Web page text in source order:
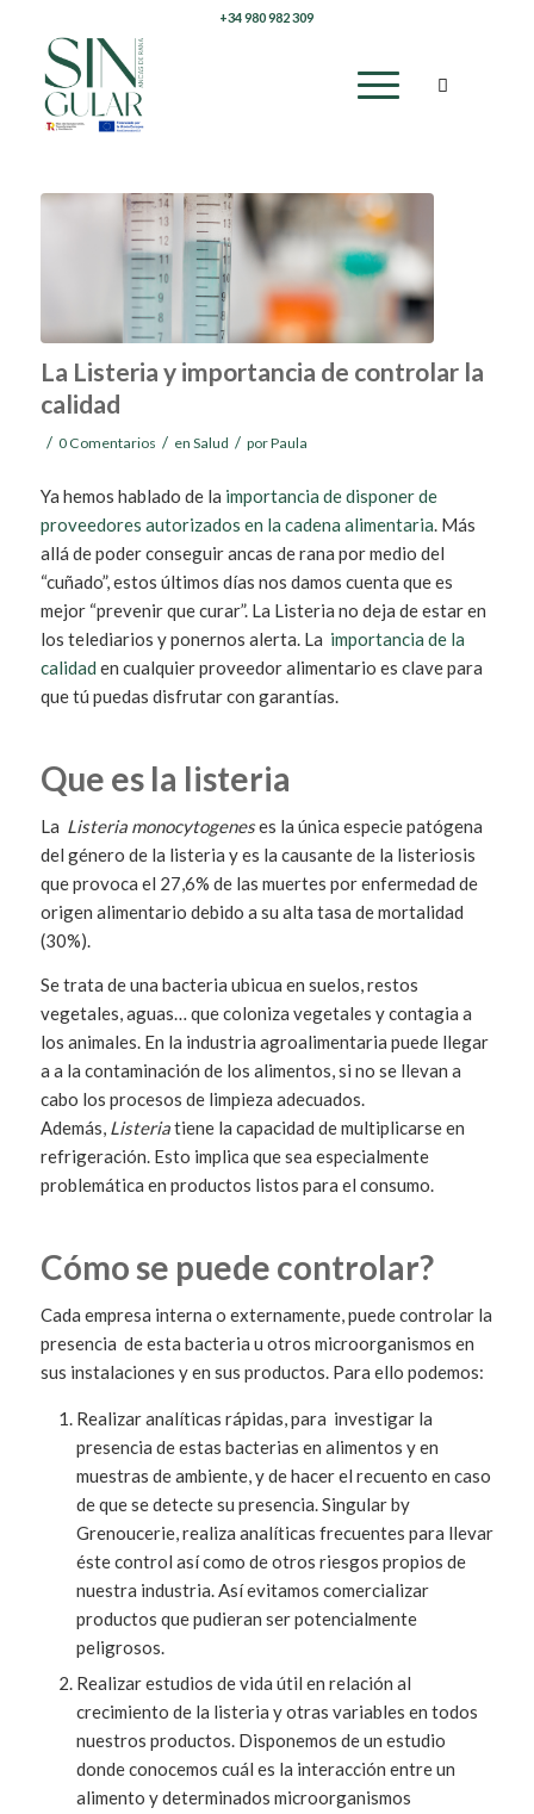
+34 980 982 309
La Listeria y importancia de controlar la
calidad
/ 0 Comentarios / en Salud / porPaula
Ya hemos hablado de la importancia de disponer de
proveedores autorizados en la cadena alimentaria. Más
allá de poder conseguir ancas de rana por medio del
“cuñado”, estos últimos días nos damos cuenta que es
mejor “prevenir que curar”. La Listeria no deja de estar en
los telediarios y ponernos alerta. La importancia de la
calidad en cualquier proveedor alimentario es clave para
que tú puedas disfrutar con garantías.
Que es la listeria
La Listeria monocytogeneses la única especie patógena
del género de la listeria y es la causante de la listeriosis
que provoca el 27,6% de las muertes por enfermedad de
origen alimentario debido a su alta tasa de mortalidad
(30%).
Se trata de una bacteria ubicua en suelos, restos
vegetales, aguas… que coloniza vegetales y contagia a
los animales. En la industria agroalimentaria puede llegar
a a la contaminación de los alimentos, si no se llevan a
cabo los procesos de limpieza adecuados.
Además, Listeriatiene la capacidad de multiplicarse en
refrigeración. Esto implica que sea especialmente
problemática en productos listos para el consumo.
Cómo se puede controlar?
Cada empresa interna o externamente, puede controlar la
presencia de esta bacteria u otros microorganismos en
sus instalaciones y en sus productos. Para ello podemos:
Realizar analíticas rápidas, para investigar la
presencia de estas bacterias en alimentos y en
muestras de ambiente, y de hacer el recuento en caso
de que se detecte su presencia. Singular by
Grenoucerie, realiza analíticas frecuentes para llevar
éste control así como de otros riesgos propios de
nuestra industria. Así evitamos comercializar
productos que pudieran ser potencialmente
peligrosos.
Realizar estudios de vida útil en relación al
crecimiento de la listeria y otras variables en todos
nuestros productos. Disponemos de un estudio
donde conocemos cuál es la interacción entre un
alimento y determinados microorganismos